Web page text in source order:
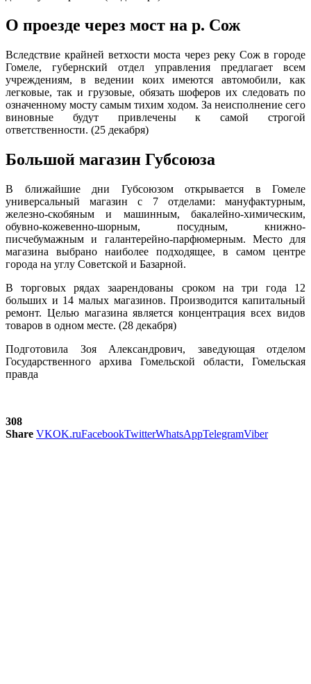
О проезде через мост на р. Сож
Вследствие крайней ветхости моста через реку Сож в городе
Гомеле, губернский отдел управления предлагает всем
учреждениям, в ведении коих имеются автомобили, как
легковые, так и грузовые, обязать шоферов их следовать по
означенному мосту самым тихим ходом. За неисполнение сего
виновные будут привлечены к самой строгой
ответственности. (25 декабря)
Большой магазин Губсоюза
В ближайшие дни Губсоюзом открывается в Гомеле
универсальный магазин с 7 отделами: мануфактурным,
железно-скобяным и машинным, бакалейно-химическим,
обувно-кожевенно-шорным, посудным, книжно-
писчебумажным и галантерейно-парфюмерным. Место для
магазина выбрано наиболее подходящее, в самом центре
города на углу Советской и Базарной.
В торговых рядах заарендованы сроком на три года 12
больших и 14 малых магазинов. Производится капитальный
ремонт. Целью магазина является концентрация всех видов
товаров в одном месте. (28 декабря)
Подготовила Зоя Александрович, заведующая отделом
Государственного архива Гомельской области, Гомельская
правда
308
Share VKOK.ruFacebookTwitterWhatsAppTelegramViber